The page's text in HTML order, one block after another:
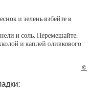
и зелень взбейте в
и соль. Перемешайте.
и каплей оливкового
©